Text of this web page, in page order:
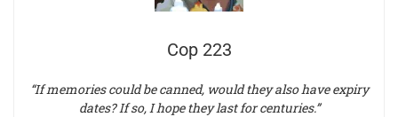
Cop 223
“If memories could be canned, would they also have expiry
dates? If so, I hope they last for centuries.”